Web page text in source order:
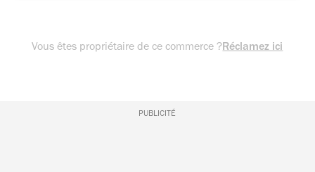
Vous êtes propriétaire de ce commerce ?Réclamez ici
PUBLICITÉ